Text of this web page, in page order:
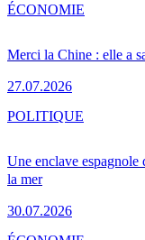
Merci la Chine : elle a
27.07.2026
ÉCONOMIE
Une enclave espagnole
la mer
30.07.2026
POLITIQUE